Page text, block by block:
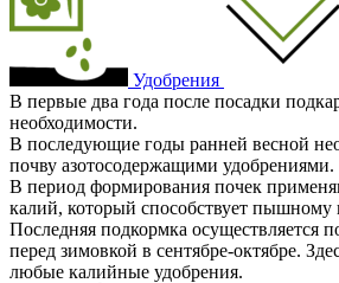
Удобрения
В первые два года после посадки
необходимости.
В последующие годы ранней весной
почву азотосодержащими удобрениями.
В период формирования почек
калий, который способствует пышному
Последняя подкормка осуществляется
перед зимовкой в сентябре-октябре.
любые калийные удобрения.